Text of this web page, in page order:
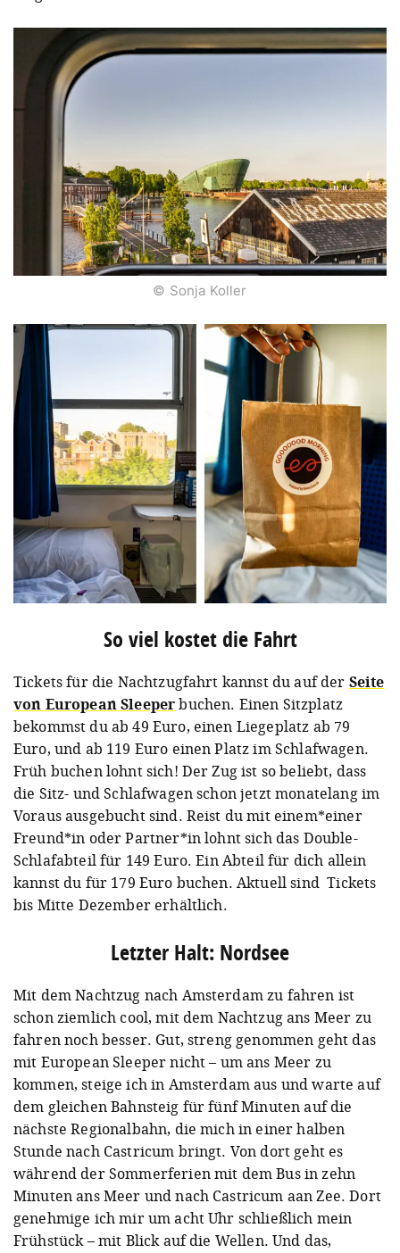
© Sonja Koller
So viel kostet die Fahrt
Tickets für die Nachtzugfahrt kannst du auf der Seite
von European Sleeperbuchen. Einen Sitzplatz
bekommst du ab 49 Euro, einen Liegeplatz ab 79
Euro, und ab 119 Euro einen Platz im Schlafwagen.
Früh buchen lohnt sich! Der Zug ist so beliebt, dass
die Sitz- und Schlafwagen schon jetzt monatelang im
Voraus ausgebucht sind. Reist du mit einem*einer
Freund*in oder Partner*in lohnt sich das Double-
Schlafabteil für 149 Euro. Ein Abteil für dich allein
kannst du für 179 Euro buchen. Aktuell sind Tickets
bis Mitte Dezember erhältlich.
Letzter Halt: Nordsee
Mit dem Nachtzug nach Amsterdam zu fahren ist
schon ziemlich cool, mit dem Nachtzug ans Meer zu
fahren noch besser. Gut, streng genommen geht das
mit European Sleeper nicht – um ans Meer zu
kommen, steige ich in Amsterdam aus und warte auf
dem gleichen Bahnsteig für fünf Minuten auf die
nächste Regionalbahn, die mich in einer halben
Stunde nach Castricum bringt. Von dort geht es
während der Sommerferien mit dem Bus in zehn
Minuten ans Meer und nach Castricum aan Zee. Dort
genehmige ich mir um acht Uhr schließlich mein
Frühstück – mit Blick auf die Wellen. Und das,